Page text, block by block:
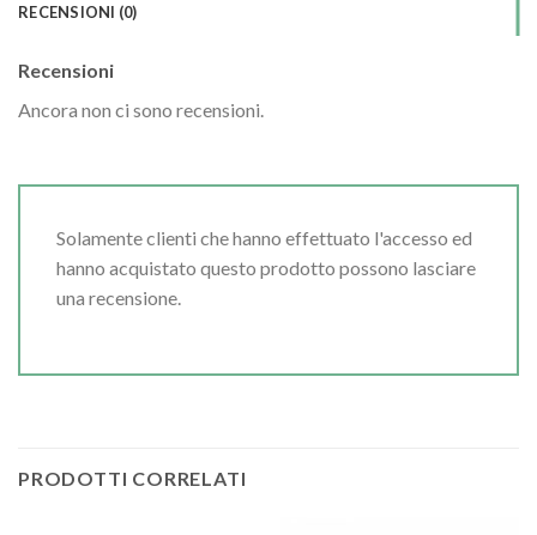
RECENSIONI (0)
Recensioni
Ancora non ci sono recensioni.
Solamente clienti che hanno effettuato l'accesso ed
hanno acquistato questo prodotto possono lasciare
una recensione.
PRODOTTI CORRELATI